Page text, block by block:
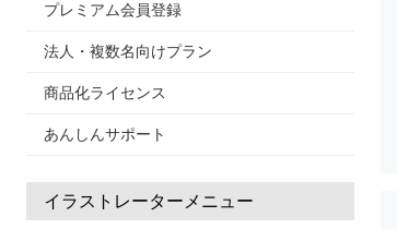
プレミアム会員登録
法人・複数名向けプラン
商品化ライセンス
あんしんサポート
イラストレーターメニュー